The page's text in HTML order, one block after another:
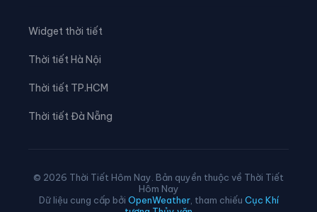
Xã Phụ Dực
Widget thời tiết
Thời tiết Hà Nội
Thời tiết TP.HCM
Thời tiết Đà Nẵng
© 2026 Thời Tiết Hôm Nay. Bản quyền thuộc về Thời Tiết
Hôm Nay
Dữ liệu cung cấp bởi OpenWeather, tham chiếu Cục Khí